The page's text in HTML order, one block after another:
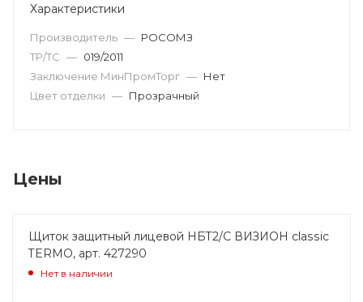
Характеристики
Производитель — РОСОМЗ
ТР/ТС — 019/2011
Заключение МинПромТорг — Нет
Цвет отделки — Прозрачный
Цены
Щиток защитный лицевой НБТ2/С ВИЗИОН classic
TERMO, арт. 427290
Нет в наличии